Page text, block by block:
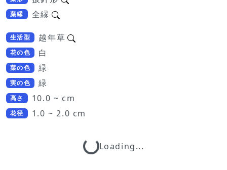
葉縁 全縁
生活型 越年草
花の色 白
葉の色 緑
実の色 緑
高さ 10.0 ~ cm
花径 1.0 ~ 2.0 cm
Loading...Loading...